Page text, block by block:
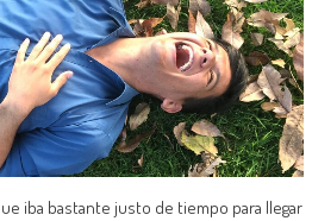
iba bastante justo de tiempo para llegar